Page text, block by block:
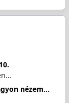
nézem...